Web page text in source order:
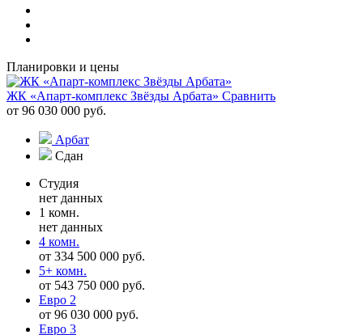
Планировки и цены
ЖК «Апарт-комплекс Звёзды Арбата» Сравнить
от 96 030 000 руб.
Арбат
Сдан
Студия
нет данных
1 комн.
нет данных
4 комн.
от 334 500 000 руб.
5+ комн.
от 543 750 000 руб.
Евро 2
от 96 030 000 руб.
Евро 3